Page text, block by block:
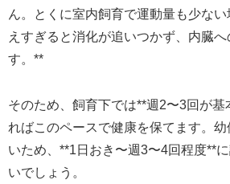
ん。とくに室内飼育で運動量も少な
えすぎると消化が追いつかず、内臓へ
す。**
そのため、飼育下では**週2〜3回が基
ればこのペースで健康を保てます。
いため、**1日おき〜週3〜4回程度**
いでしょう。